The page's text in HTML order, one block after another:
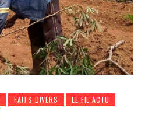
FAITS DIVERS
LE FIL ACTU